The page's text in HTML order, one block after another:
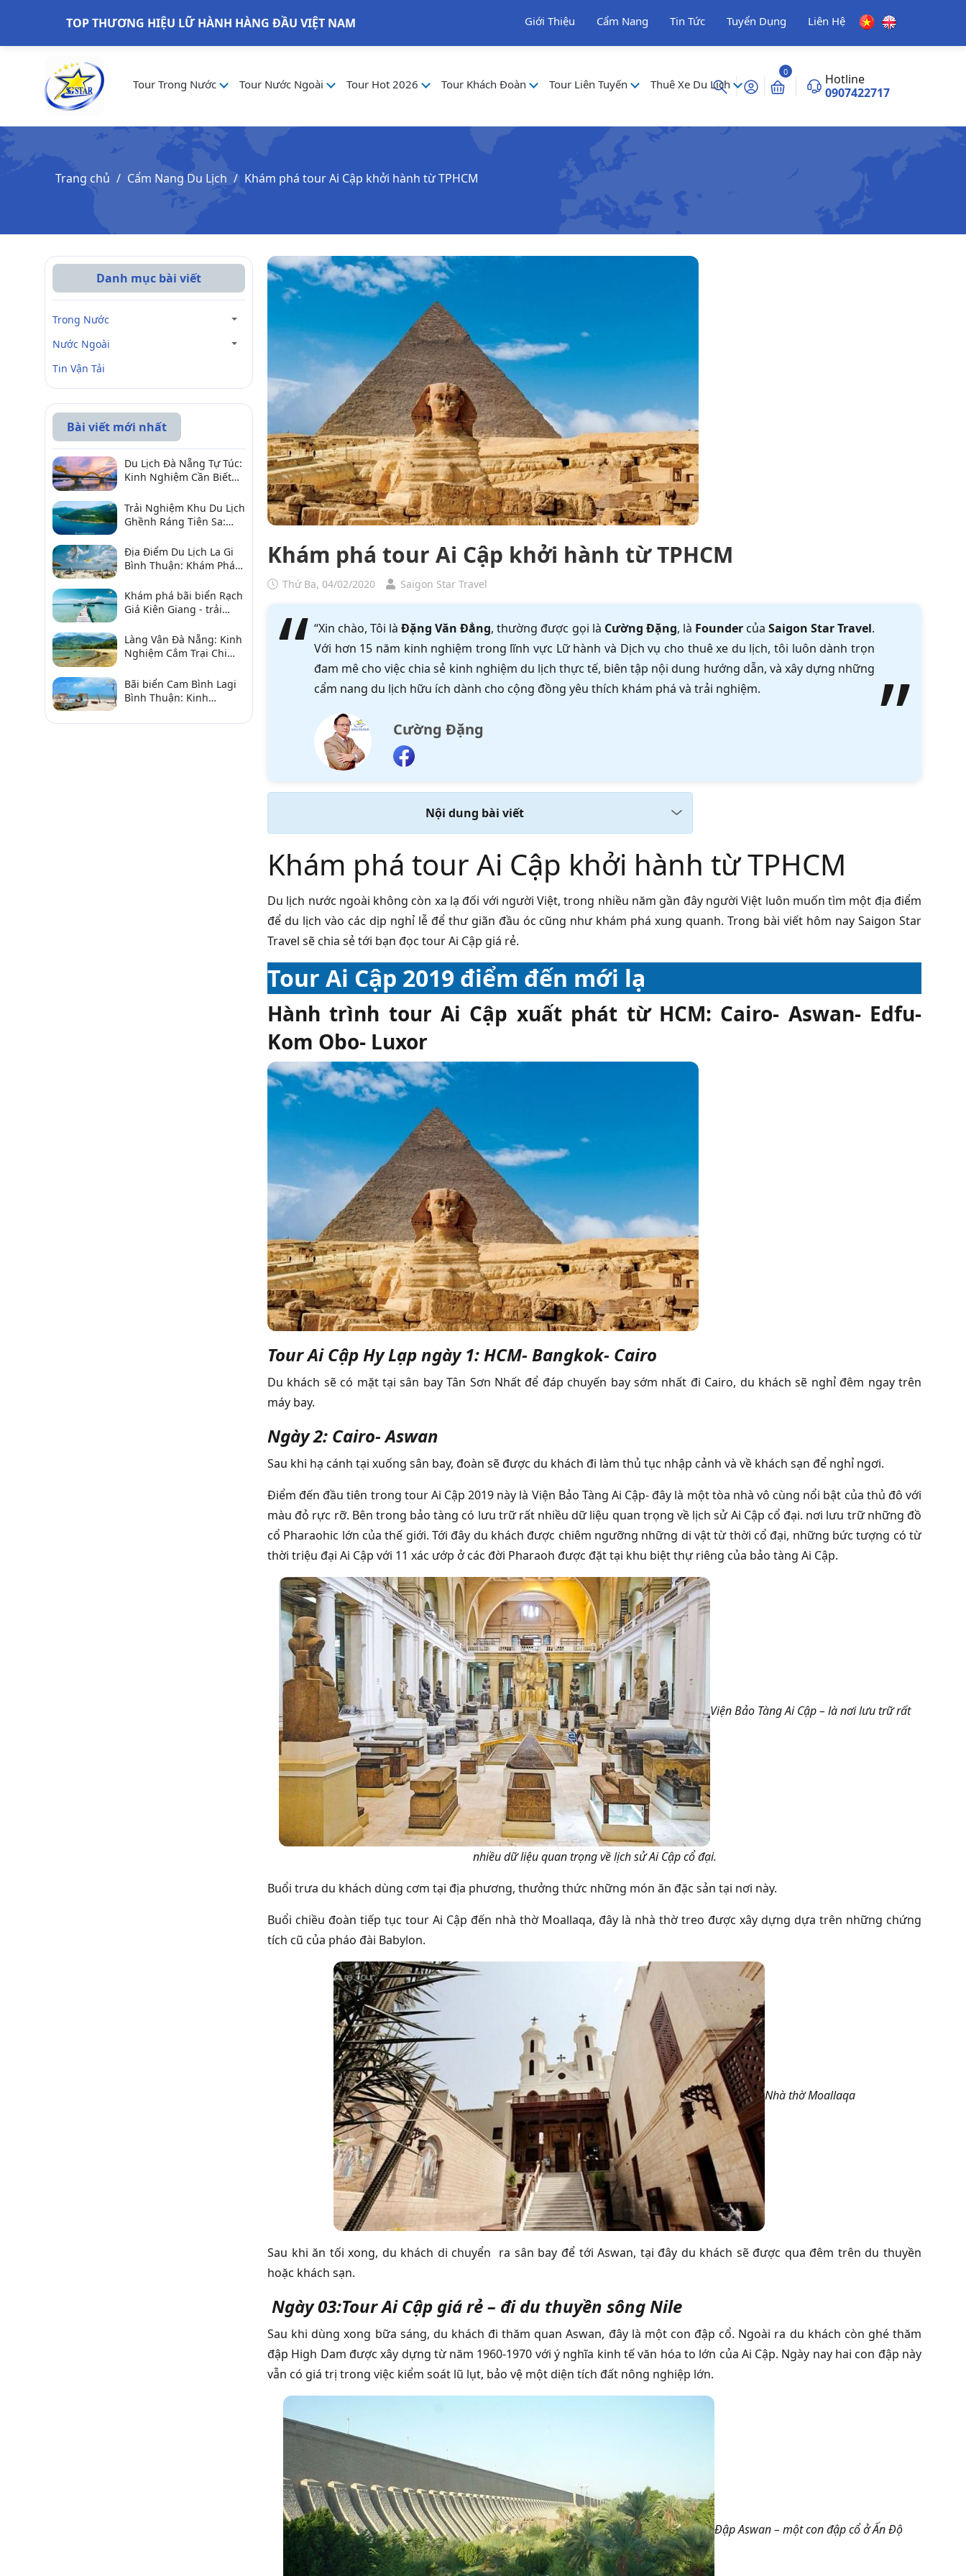
TOP THƯƠNG HIỆU LỮ HÀNH HÀNG ĐẦU VIỆT NAM Giới Thiệu Cẩm Nang Tin Tức Tuyển Dụng Liên Hệ
Tour Trong Nước Tour Nước Ngoài Tour Hot 2026 Tour Khách Đoàn Tour Liên Tuyến Thuê Xe Du Lịch
0
Hotline
0907422717
Trang chủ Cẩm Nang Du Lịch Khám phá tour Ai Cập khởi hành từ TPHCM
Khám phá tour Ai Cập khởi hành từ TPHCM
Thứ Ba, 04/02/2020 Saigon Star Travel
“Xin chào, Tôi làĐặng Văn Đẳng, thường được gọi là Cường Đặng, là Foundercủa Saigon Star Travel.
Với hơn 15 năm kinh nghiệm trong lĩnh vực Lữ hành và Dịch vụ cho thuê xe du lịch, tôi luôn dành trọn
đam mê cho việc chia sẻ kinh nghiệm du lịch thực tế, biên tập nội dung hướng dẫn, và xây dựng những
cẩm nang du lịch hữu ích dành cho cộng đồng yêu thích khám phá và trải nghiệm.
Cường Đặng
Nội dung bài viết
Khám phá tour Ai Cập khởi hành từ TPHCM
Du lịch nước ngoài không còn xa lạ đối với người Việt, trong nhiều năm gần đây người Việt luôn muốn tìm một địa điểm
để du lịch vào các dịp nghỉ lễ để thư giãn đầu óc cũng như khám phá xung quanh. Trong bài viết hôm nay Saigon Star
Travel sẽ chia sẻ tới bạn đọc tour Ai Cập giá rẻ.
Tour Ai Cập 2019 điểm đến mới lạ
Hành trình tour Ai Cập xuất phát từ HCM: Cairo- Aswan- Edfu-
Kom Obo- Luxor
Tour Ai Cập Hy Lạp ngày 1: HCM- Bangkok- Cairo
Du khách sẽ có mặt tại sân bay Tân Sơn Nhất để đáp chuyến bay sớm nhất đi Cairo, du khách sẽ nghỉ đêm ngay trên
máy bay.
Ngày 2: Cairo- Aswan
Sau khi hạ cánh tại xuống sân bay, đoàn sẽ được du khách đi làm thủ tục nhập cảnh và về khách sạn để nghỉ ngơi.
Điểm đến đầu tiên trong tour Ai Cập 2019 này là Viện Bảo Tàng Ai Cập- đây là một tòa nhà vô cùng nổi bật của thủ đô với
màu đỏ rực rỡ. Bên trong bảo tàng có lưu trữ rất nhiều dữ liệu quan trọng về lịch sử Ai Cập cổ đại. nơi lưu trữ những đồ
cổ Pharaohic lớn của thế giới. Tới đây du khách được chiêm ngưỡng những di vật từ thời cổ đại, những bức tượng có từ
thời triệu đại Ai Cập với 11 xác ướp ở các đời Pharaoh được đặt tại khu biệt thự riêng của bảo tàng Ai Cập.
Viện Bảo Tàng Ai Cập – là nơi lưu trữ rất
nhiều dữ liệu quan trọng về lịch sử Ai Cập cổ đại.
Buổi trưa du khách dùng cơm tại địa phương, thưởng thức những món ăn đặc sản tại nơi này.
Buổi chiều đoàn tiếp tục tour Ai Cập đến nhà thờ Moallaqa, đây là nhà thờ treo được xây dựng dựa trên những chứng
tích cũ của pháo đài Babylon.
Nhà thờ Moallaqa
Sau khi ăn tối xong, du khách di chuyển ra sân bay để tới Aswan, tại đây du khách sẽ được qua đêm trên du thuyền
hoặc khách sạn.
Ngày 03:Tour Ai Cập giá rẻ – đi du thuyền sông Nile
Sau khi dùng xong bữa sáng, du khách đi thăm quan Aswan, đây là một con đập cổ. Ngoài ra du khách còn ghé thăm
đập High Dam được xây dựng từ năm 1960-1970 với ý nghĩa kinh tế văn hóa to lớn của Ai Cập. Ngày nay hai con đập này
vẫn có giá trị trong việc kiểm soát lũ lụt, bảo vệ một diện tích đất nông nghiệp lớn.
ĐậpAswan – một con đập cổ ở Ấn Độ
Danh mục bài viết
Trong Nước
Nước Ngoài
Tin Vận Tải
Bài viết mới nhất
Du Lịch Đà Nẵng Tự Túc:
Kinh Nghiệm Cần Biết
Vời
Trải Nghiệm Khu Du Lịch
Ghềnh Ráng Tiên Sa:
Qua
Địa Điểm Du Lịch La Gi
Bình Thuận: Khám Phá 6
2026
Khám phá bãi biển Rạch
Giá Kiên Giang - trải
Làng Vân Đà Nẵng: Kinh
Nghiệm Cắm Trại Chi
Bãi biển Cam Bình Lagi
Bình Thuận: Kinh
sản, điểm gần